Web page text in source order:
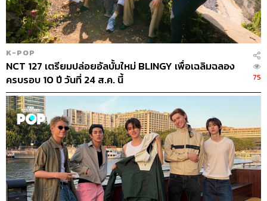
K-POP
NCT 127 เตรียมปล่อยอัลบั้มใหม่ BLINGY เพื่อเฉลิมฉลอง
ครบรอบ 10 ปี วันที่ 24 ส.ค. นี้
75